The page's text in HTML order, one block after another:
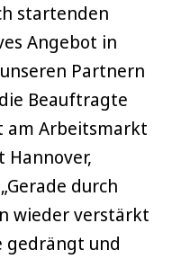
startenden
Angebot in
Partnern
Beauftragte
am Arbeitsmarkt
durch
wieder verstärkt
gedrängt und